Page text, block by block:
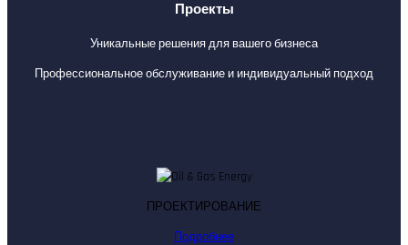
Проекты
Уникальные решения для вашего бизнеса
Профессиональное обслуживание и индивидуальный подход
ПРОЕКТИРОВАНИЕ
Подробнее